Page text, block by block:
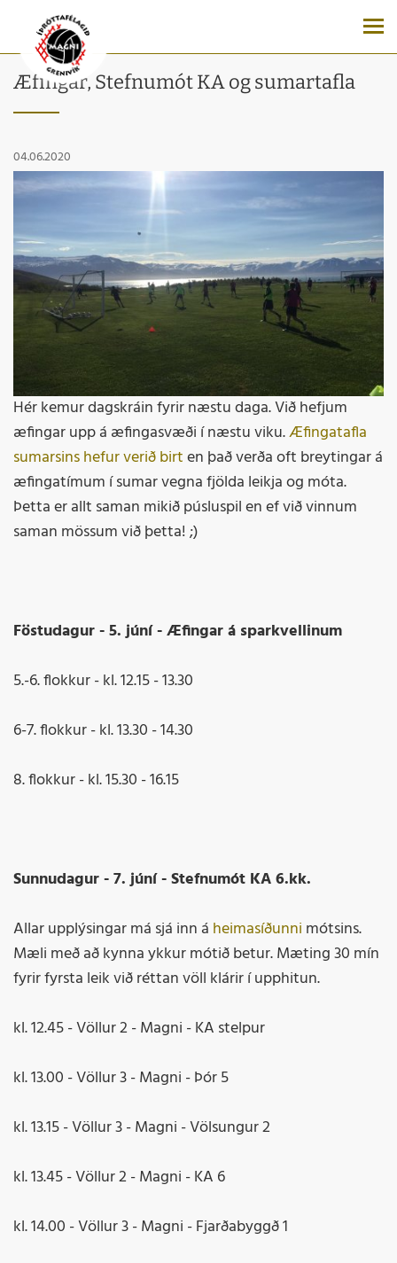
Æfingar, Stefnumót KA og sumartafla
04.06.2020
Hér kemur dagskráin fyrir næstu daga. Við hefjum
æfingar upp á æfingasvæði í næstu viku.Æfingatafla
sumarsins hefur verið birten það verða oft breytingar á
æfingatímum í sumar vegna fjölda leikja og móta.
Þetta er allt saman mikið púsluspil en ef við vinnum
saman mössum við þetta! ;)
Föstudagur - 5. júní - Æfingar á sparkvellinum
5.-6. flokkur - kl. 12.15 - 13.30
6-7. flokkur - kl. 13.30 - 14.30
8. flokkur - kl. 15.30 - 16.15
Sunnudagur - 7. júní - Stefnumót KA 6.kk.
Allar upplýsingar má sjá inn á heimasíðunni mótsins.
Mæli með að kynna ykkur mótið betur. Mæting 30 mín
fyrir fyrsta leik við réttan völl klárir í upphitun.
kl. 12.45 - Völlur 2 - Magni - KA stelpur
kl. 13.00 - Völlur 3 - Magni - Þór 5
kl. 13.15 - Völlur 3 - Magni - Völsungur 2
kl. 13.45 - Völlur 2 - Magni - KA 6
kl. 14.00 - Völlur 3 - Magni - Fjarðabyggð 1